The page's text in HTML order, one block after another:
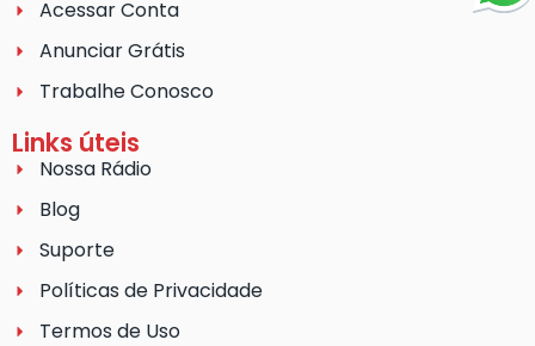
Acessar Conta
Anunciar Grátis
Trabalhe Conosco
Links úteis
Nossa Rádio
Blog
Suporte
Políticas de Privacidade
Termos de Uso